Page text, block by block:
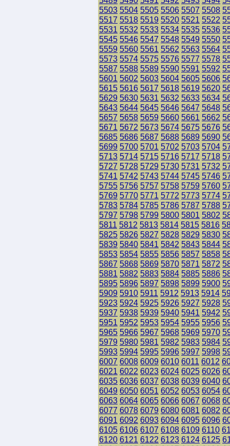
5503 5504 5505 5506 5507 5508
5517 5518 5519 5520 5521 5522
5531 5532 5533 5534 5535 5536
5545 5546 5547 5548 5549 5550
5559 5560 5561 5562 5563 5564
5573 5574 5575 5576 5577 5578
5587 5588 5589 5590 5591 5592
5601 5602 5603 5604 5605 5606
5615 5616 5617 5618 5619 5620
5629 5630 5631 5632 5633 5634
5643 5644 5645 5646 5647 5648
5657 5658 5659 5660 5661 5662
5671 5672 5673 5674 5675 5676
5685 5686 5687 5688 5689 5690
5699 5700 5701 5702 5703 5704
5713 5714 5715 5716 5717 5718
5727 5728 5729 5730 5731 5732
5741 5742 5743 5744 5745 5746
5755 5756 5757 5758 5759 5760
5769 5770 5771 5772 5773 5774
5783 5784 5785 5786 5787 5788
5797 5798 5799 5800 5801 5802
5811 5812 5813 5814 5815 5816
5825 5826 5827 5828 5829 5830
5839 5840 5841 5842 5843 5844
5853 5854 5855 5856 5857 5858
5867 5868 5869 5870 5871 5872
5881 5882 5883 5884 5885 5886
5895 5896 5897 5898 5899 5900
5909 5910 5911 5912 5913 5914
5923 5924 5925 5926 5927 5928
5937 5938 5939 5940 5941 5942
5951 5952 5953 5954 5955 5956
5965 5966 5967 5968 5969 5970
5979 5980 5981 5982 5983 5984
5993 5994 5995 5996 5997 5998
6007 6008 6009 6010 6011 6012
6021 6022 6023 6024 6025 6026
6035 6036 6037 6038 6039 6040
6049 6050 6051 6052 6053 6054
6063 6064 6065 6066 6067 6068
6077 6078 6079 6080 6081 6082
6091 6092 6093 6094 6095 6096
6105 6106 6107 6108 6109 6110
6120 6121 6122 6123 6124 6125